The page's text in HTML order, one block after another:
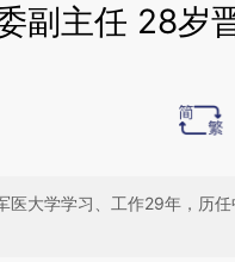
副主任 28岁
医大学学习、工作29年，历任